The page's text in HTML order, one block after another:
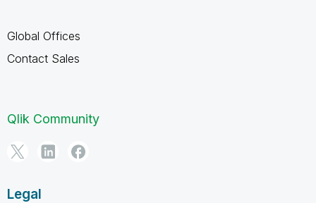
Global Offices
Contact Sales
Qlik Community
Legal